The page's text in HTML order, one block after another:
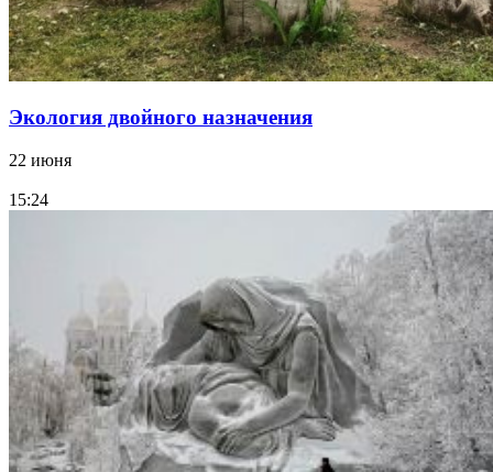
Экология двойного назначения
22 июня
15:24